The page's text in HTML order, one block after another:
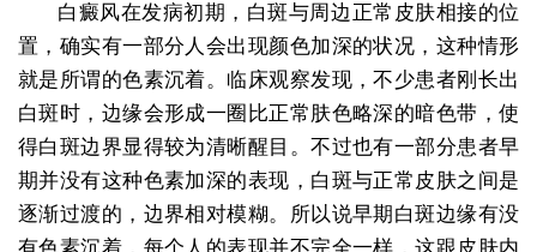
白癜风在发病初期，白斑与周边正常皮肤相接的位
置，确实有一部分人会出现颜色加深的状况，这种情形
就是所谓的色素沉着。临床观察发现，不少患者刚长出
白斑时，边缘会形成一圈比正常肤色略深的暗色带，使
得白斑边界显得较为清晰醒目。不过也有一部分患者早
期并没有这种色素加深的表现，白斑与正常皮肤之间是
逐渐过渡的，边界相对模糊。所以说早期白斑边缘有没